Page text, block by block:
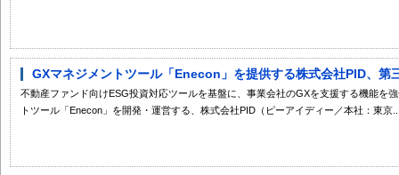
GXマネジメントツール「Enecon」を提供する株式会社PID、第
不動産ファンド向けESG投資対応ツールを基盤に、事業会社のGXを支援する機能を
トツール「Enecon」を開発・運営する、株式会社PID（ピーアイディー／本社：東京